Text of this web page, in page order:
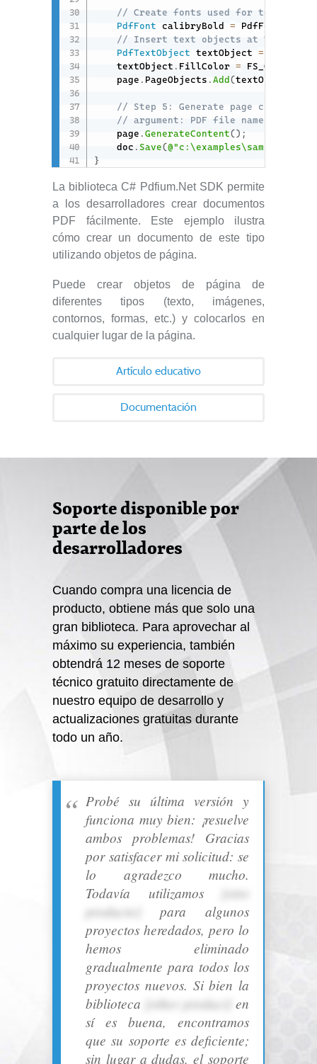
// Create fonts used for text
PdfFont calibryBold = PdfFont
// Insert text objects at 7.69";
PdfTextObject textObject =
    textObject
. FillColor = FS_COLOR
    page
. PageObjects . Add (textObject
// Step 5: Generate page content
// argument: PDF file name
    page
. GenerateContent() ;
    doc
. Save(
}
La biblioteca C# Pdfium.Net SDK permite
a los desarrolladores crear documentos
PDF fácilmente. Este ejemplo ilustra
cómo crear un documento de este tipo
utilizando objetos de página.
Puede crear objetos de página de
diferentes tipos (texto, imágenes,
contornos, formas, etc.) y colocarlos en
cualquier lugar de la página.
Artículo educativo
Documentación
Soporte disponible por
parte de los
desarrolladores
Cuando compra una licencia de
producto, obtiene más que solo una
gran biblioteca. Para aprovechar al
máximo su experiencia, también
obtendrá 12 meses de soporte
técnico gratuito directamente de
nuestro equipo de desarrollo y
actualizaciones gratuitas durante
todo un año.
Probé su última versión y
funciona muy bien: ¡resuelve
ambos problemas! Gracias
por satisfacer mi solicitud: se
lo agradezco mucho.
Todavía utilizamos
[otro
producto]
para algunos
proyectos heredados, pero lo
hemos eliminado
gradualmente para todos los
proyectos nuevos. Si bien la
biblioteca
[other product]
en
sí es buena, encontramos
que su soporte es deficiente;
sin lugar a dudas, el soporte